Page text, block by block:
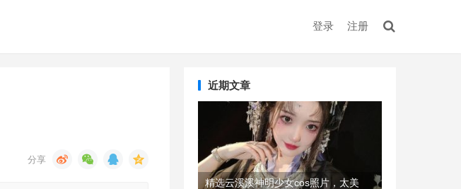
登录 注册
近期文章
精选云溪溪神明少女cos照片，太美